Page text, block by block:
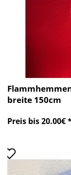
breite 150cm
Preis bis 20.00€